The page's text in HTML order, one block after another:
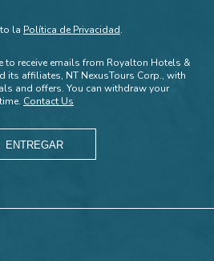
la Política de Privacidad.
to receive emails from Royalton Hotels &
its affiliates, NT NexusTours Corp., with
and offers. You can withdraw your
Contact Us
ENTREGAR